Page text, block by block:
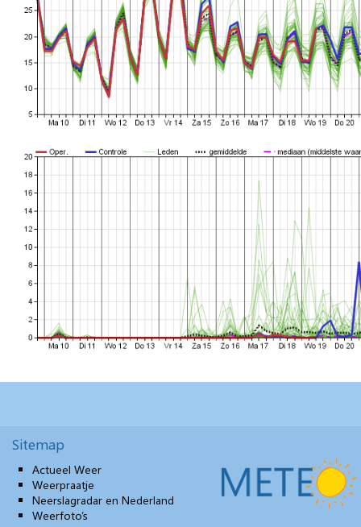
Sitemap
Actueel Weer
Weerpraatje
Neerslagradar en Nederland
Weerfoto’s